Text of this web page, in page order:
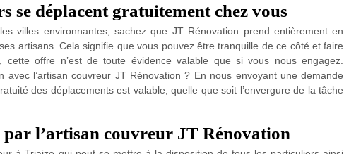
se déplacent gratuitement chez vous
villes environnantes, sachez que JT Rénovation prend entièrement en
artisans. Cela signifie que vous pouvez être tranquille de ce côté et faire
cette offre n’est de toute évidence valable que si vous nous engagez.
avec l’artisan couvreur JT Rénovation ? En nous envoyant une demande
des déplacements est valable, quelle que soit l’envergure de la tâche
par l’artisan couvreur JT Rénovation